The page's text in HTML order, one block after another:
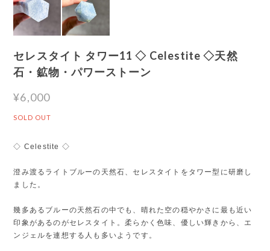
セレスタイト タワー11 ◇ Celestite ◇天然
石・鉱物・パワーストーン
¥6,000
SOLD OUT
◇ Celestite ◇
澄み渡るライトブルーの天然石、セレスタイトをタワー型に研磨し
ました。
幾多あるブルーの天然石の中でも、晴れた空の穏やかさに最も近い
印象があるのがセレスタイト。柔らかく色味、優しい輝きから、エ
ンジェルを連想する人も多いようです。